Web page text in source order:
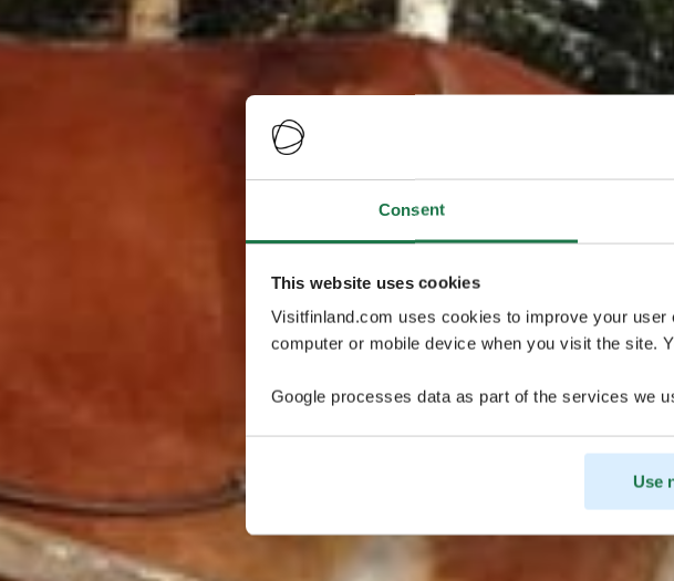
Consent
This website uses cookies
Visitfinland.com uses cookies to improve your
computer or mobile device when you visit the site.
Google processes data as part of the services we
Use